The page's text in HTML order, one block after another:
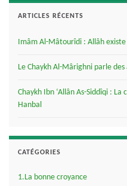
ARTICLES RÉCENTS
Imâm Al-Mâtourîdi : Allâh
Le Chaykh Al-Mârighni parle
Chaykh Ibn ‘Allân As-Siddîqi :
Hanbal
CATÉGORIES
1.La bonne croyance